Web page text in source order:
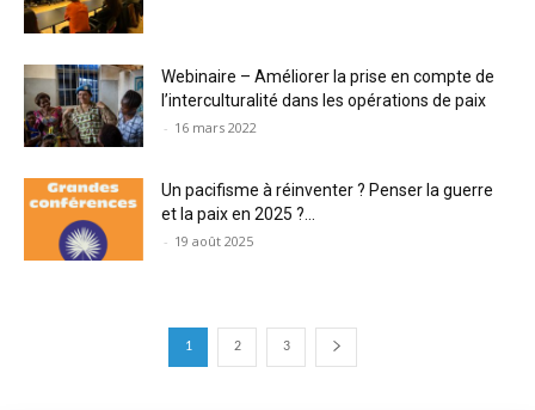
Webinaire – Améliorer la prise en compte de
l’interculturalité dans les opérations de paix
- 16 mars 2022
Un pacifisme à réinventer ? Penser la guerre
et la paix en 2025 ?...
- 19 août 2025
1 2 3